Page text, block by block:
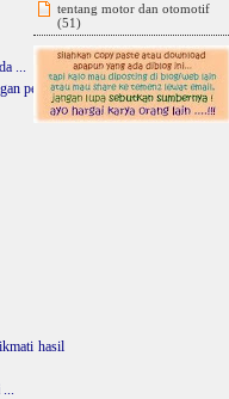
...
pemain
hasil
...
tentang motor dan otomotif
(51)